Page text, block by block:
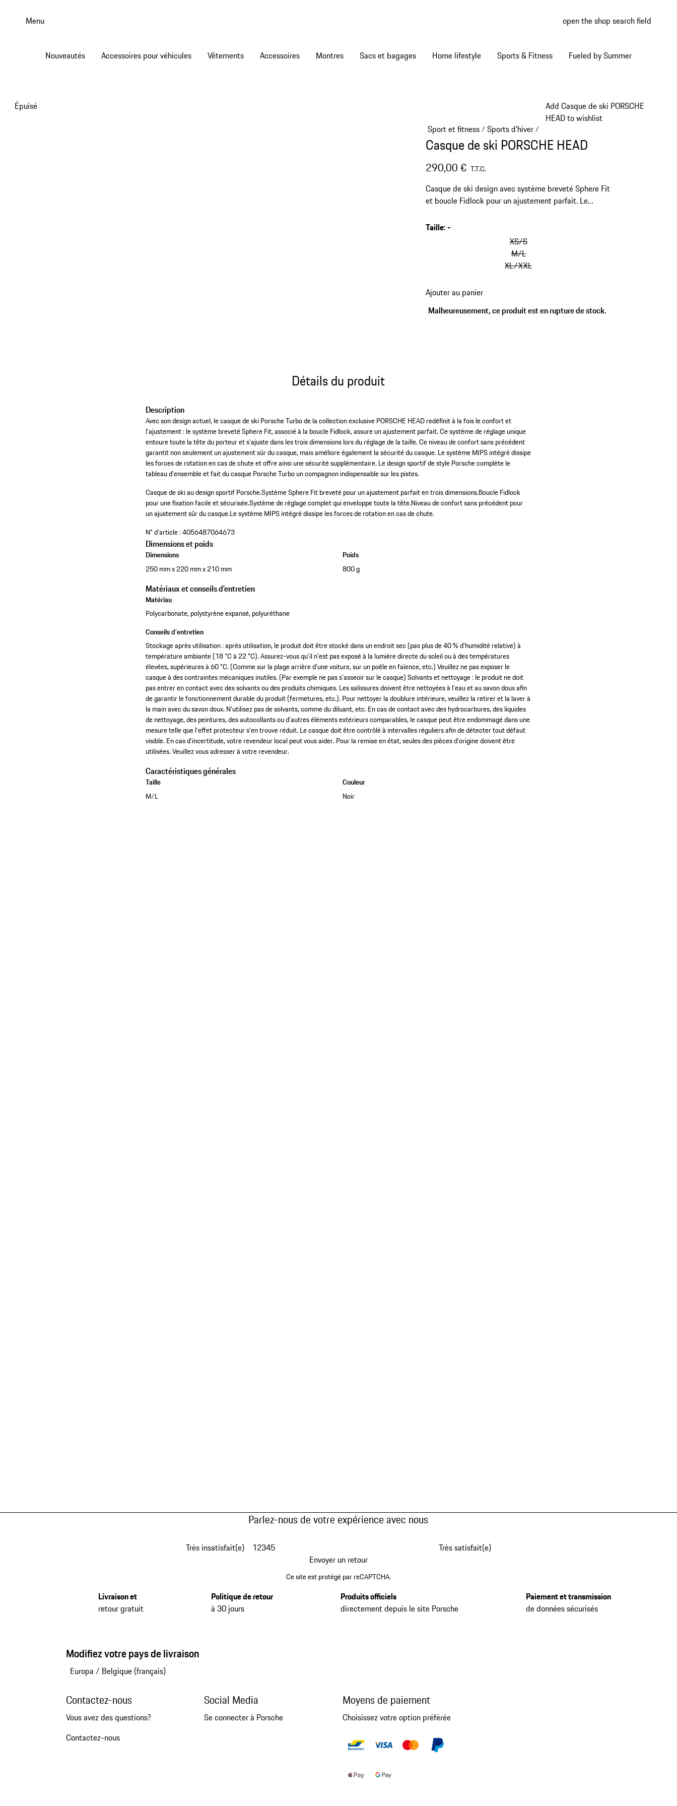
Menu open the shop search field
Nouveautés Accessoires pour véhicules Vêtements Accessoires Montres Sacs et bagages Home lifestyle Sports & Fitness Fueled by Summer
Add Casque de ski PORSCHE
HEAD to wishlist
Épuisé
Sport et fitness/ Sports d'hiver/
Casque de ski PORSCHE HEAD
290,00 € T.T.C.
Casque de ski design avec système breveté Sphere Fit
et boucle Fidlock pour un ajustement parfait. Le
offre une sécurité supplémentaire. Design sportif dans
Taille:-
XS/S
M/L
XL/XXL
Ajouter au panier
Malheureusement, ce produit est en rupture de stock.
Détails du produit
Description
Avec son design actuel, le casque de ski Porsche Turbo de la collection exclusive PORSCHE HEAD redéfinit à la fois le confort et
l'ajustement : le système breveté Sphere Fit, associé à la boucle Fidlock, assure un ajustement parfait. Ce système de réglage unique
entoure toute la tête du porteur et s'ajuste dans les trois dimensions lors du réglage de la taille. Ce niveau de confort sans précédent
garantit non seulement un ajustement sûr du casque, mais améliore également la sécurité du casque. Le système MIPS intégré dissipe
les forces de rotation en cas de chute et offre ainsi une sécurité supplémentaire. Le design sportif de style Porsche complète le
tableau d'ensemble et fait du casque Porsche Turbo un compagnon indispensable sur les pistes.
Casque de ski au design sportif Porsche.Système Sphere Fit breveté pour un ajustement parfait en trois dimensions.Boucle Fidlock
pour une fixation facile et sécurisée.Système de réglage complet qui enveloppe toute la tête.Niveau de confort sans précédent pour
un ajustement sûr du casque.Le système MIPS intégré dissipe les forces de rotation en cas de chute.
N° d'article :4056487064673
Dimensions et poids
Dimensions
250 mm x 220 mm x 210 mm
Poids
800 g
Matériaux et conseils d'entretien
Matériau
Polycarbonate, polystyrène expansé, polyuréthane
Conseils d'entretien
Stockage après utilisation : après utilisation, le produit doit être stocké dans un endroit sec (pas plus de 40 % d'humidité relative) à
température ambiante (18 °C à 22 °C). Assurez-vous qu'il n'est pas exposé à la lumière directe du soleil ou à des températures
élevées, supérieures à 60 °C. (Comme sur la plage arrière d'une voiture, sur un poêle en faïence, etc.) Veuillez ne pas exposer le
casque à des contraintes mécaniques inutiles. (Par exemple ne pas s'asseoir sur le casque) Solvants et nettoyage : le produit ne doit
pas entrer en contact avec des solvants ou des produits chimiques. Les salissures doivent être nettoyées à l'eau et au savon doux afin
de garantir le fonctionnement durable du produit (fermetures, etc.). Pour nettoyer la doublure intérieure, veuillez la retirer et la laver à
la main avec du savon doux. N'utilisez pas de solvants, comme du diluant, etc. En cas de contact avec des hydrocarbures, des liquides
de nettoyage, des peintures, des autocollants ou d'autres éléments extérieurs comparables, le casque peut être endommagé dans une
mesure telle que l'effet protecteur s'en trouve réduit. Le casque doit être contrôlé à intervalles réguliers afin de détecter tout défaut
visible. En cas d'incertitude, votre revendeur local peut vous aider. Pour la remise en état, seules des pièces d'origine doivent être
utilisées. Veuillez vous adresser à votre revendeur.
Caractéristiques générales
Taille
M/L
Couleur
Noir
Parlez-nous de votre expérience avec nous
Très insatisfait(e) 12345
Très satisfait(e)
Envoyer un retour
Ce site est protégé par reCAPTCHA.
Livraison et
retour gratuit
Politique de retour
à 30 jours
Produits officiels
directement depuis le site Porsche
Paiement et transmission
de données sécurisés
Modifiez votre pays de livraison
Europa / Belgique (français)
Contactez-nous
Vous avez des questions?
Contactez-nous
Social Media
Se connecter à Porsche
Moyens de paiement
Choisissez votre option préférée